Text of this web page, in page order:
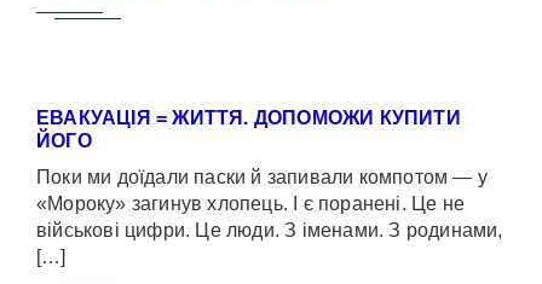
ЕВАКУАЦІЯ = ЖИТТЯ. ДОПОМОЖИ КУПИТИ
ЙОГО
Поки ми доїдали паски й запивали компотом — у
«Мороку» загинув хлопець. І є поранені. Це не
військові цифри. Це люди. З іменами. З родинами,
[…]